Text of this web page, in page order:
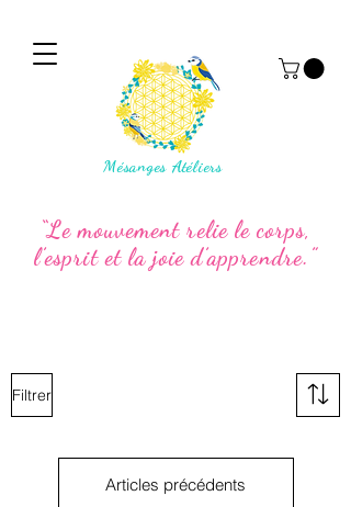
Mésanges Atéliers
“Le mouvement relie le corps,
l’esprit et la joie d’apprendre.”
Filtrer
Articles précédents